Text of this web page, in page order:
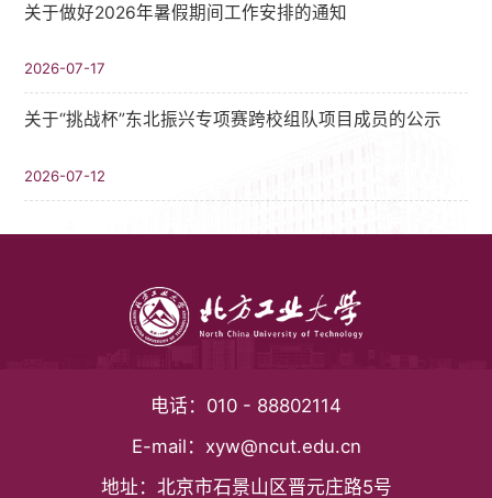
关于做好2026年暑假期间工作安排的通知
2026-07-17
关于“挑战杯”东北振兴专项赛跨校组队项目成员的公示
2026-07-12
电话： 010 - 88802114
E-mail： xyw@ncut.edu.cn
地址： 北京市石景山区晋元庄路5号